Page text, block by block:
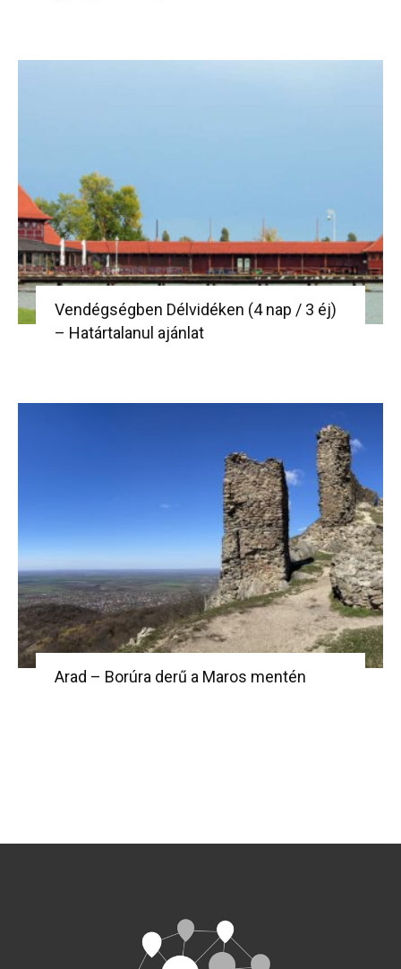
Vendégségben Délvidéken (4 nap / 3 éj)
– Határtalanul ajánlat
Arad – Borúra derű a Maros mentén